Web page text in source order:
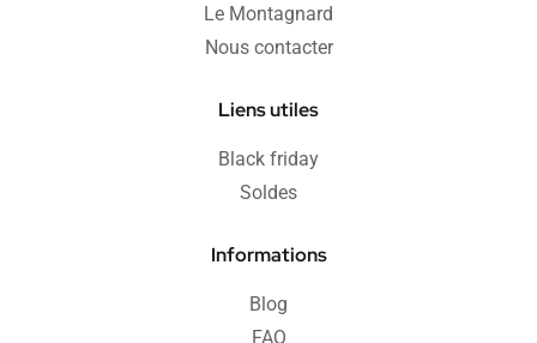
Le Montagnard
Nous contacter
Liens utiles
Black friday
Soldes
Informations
Blog
FAQ